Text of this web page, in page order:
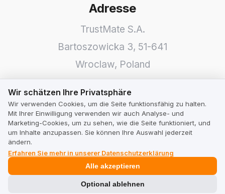
Adresse
TrustMate S.A.
Bartoszowicka 3, 51-641
Wroclaw, Poland
Wir schätzen Ihre Privatsphäre
Wir verwenden Cookies, um die Seite funktionsfähig zu halten.
Mit Ihrer Einwilligung verwenden wir auch Analyse- und
Marketing-Cookies, um zu sehen, wie die Seite funktioniert, und
um Inhalte anzupassen. Sie können Ihre Auswahl jederzeit
ändern.
Erfahren Sie mehr in unserer Datenschutzerklärung
Optional ablehnen
Alle akzeptieren